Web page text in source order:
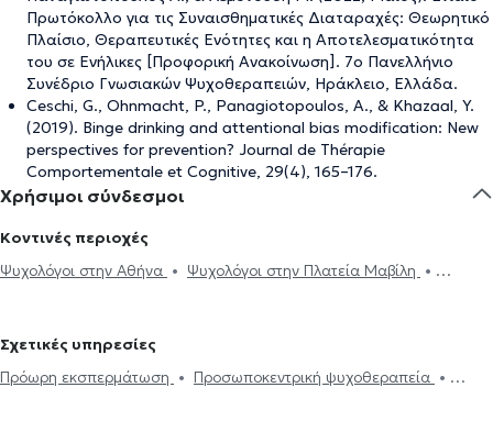
Πρωτόκολλο για τις Συναισθηματικές Διαταραχές: Θεωρητικό
Πλαίσιο, Θεραπευτικές Ενότητες και η Αποτελεσματικότητα
του σε Ενήλικες [Προφορική Ανακοίνωση]. 7ο Πανελλήνιο
Συνέδριο Γνωσιακών Ψυχοθεραπειών, Ηράκλειο, Ελλάδα.
Ceschi, G., Ohnmacht, P., Panagiotopoulos, A., & Khazaal, Y.
(2019). Binge drinking and attentional bias modification: New
perspectives for prevention? Journal de Thérapie
Comportementale et Cognitive, 29(4), 165–176.
Χρήσιμοι σύνδεσμοι
Κοντινές περιοχές
Ψυχολόγοι στην Αθήνα
Ψυχολόγοι στην Πλατεία Μαβίλη
Ψυχολόγοι στου Γουδή
Κολωνάκι
Ψυχολόγοι στον Ευαγγελισμό
Ψυχολόγοι στη Νέα
Σχετικές υπηρεσίες
Πρόωρη εκσπερμάτωση
Προσωποκεντρική ψυχοθεραπεία